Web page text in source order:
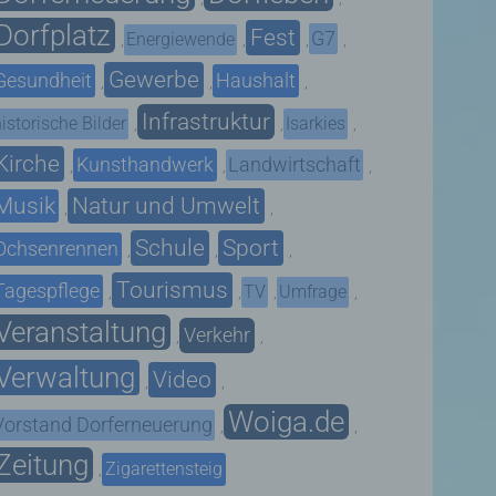
, Energiewende , Fest , G7 ,
, Gewerbe , Haushalt ,
Bilder , Infrastruktur , Isarkies ,
, Kunsthandwerk , Landwirtschaft ,
, Natur und Umwelt ,
, Schule , Sport ,
, Tourismus ,TV , Umfrage ,
, Verkehr ,
, Video ,
Dorferneuerung , Woiga.de ,
, Zigarettensteig